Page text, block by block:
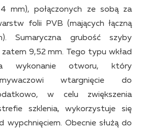
mm), połączonych ze sobą za
folii PVB (mających łączną
Sumaryczna grubość szyby
zatem 9,52 mm. Tego typu wkład
wykonanie otworu, który
wtargnięcie do
w celu zwiększenia
szklenia, wykorzystuje się
wypchnięciem. Obecnie służą do